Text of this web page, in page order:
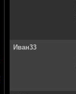
Иван33